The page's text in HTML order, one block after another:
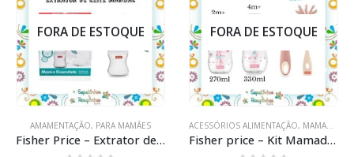
FORA DE ESTOQUE
AMAMENTAÇÃO, PARA MAMÃES
Fisher Price – Extrator de Leite Manual
FORA DE ESTOQUE
ACESSÓRIOS ALIMENTAÇÃO, MAMADEIRAS
Fisher price – Kit Mamadeiras e Escova de Limpeza